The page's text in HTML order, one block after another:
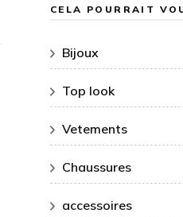
CELA POURRAIT
Bijoux
Top look
Vetements
Chaussures
accessoires